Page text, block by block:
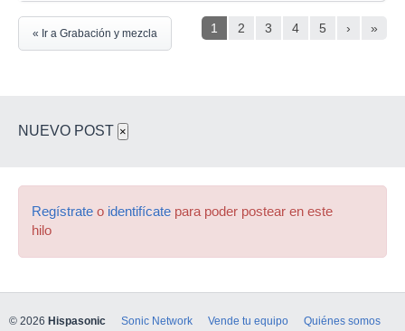
1 2 3 4 5 › »
« Ir a Grabación y mezcla
NUEVO POST ×
Regístrate o identifícate para poder postear en este
hilo
© 2026 Hispasonic Sonic Network Vende tu equipo Quiénes somos